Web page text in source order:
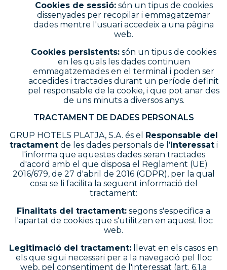
Cookies de sessió:són un tipus de cookies
dissenyades per recopilar i emmagatzemar
dades mentre l'usuari accedeix a una pàgina
web.
Cookies persistents: són un tipus de cookies
en les quals les dades continuen
emmagatzemades en el terminal i poden ser
accedides i tractades durant un període definit
pel responsable de la cookie, i que pot anar des
de uns minuts a diversos anys.
TRACTAMENT DE DADES PERSONALS
GRUP HOTELS PLATJA, S.A. és el Responsable del
tractamentde les dades personals de l'Interessati
l'informa que aquestes dades seran tractades
d'acord amb el que disposa el Reglament (UE)
2016/679, de 27 d'abril de 2016 (GDPR), per la qual
cosa se li facilita la seguent informació del
tractament:
Finalitats del tractament: segons s'especifica a
l'apartat de cookies que s'utilitzen en aquest lloc
web.
Legitimació del tractament: llevat en els casos en
els que sigui necessari per a la navegació pel lloc
web, pel consentiment de l'interessat (art. 6.1.a